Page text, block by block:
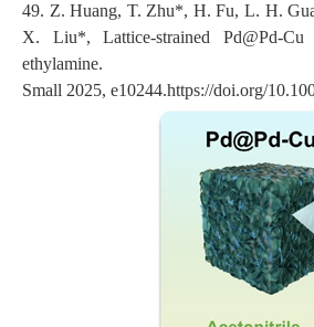
49. Z. Huang, T. Zhu*, H. Fu, L. H.
X. Liu*,Lattice-strained Pd@Pd-
ethylamine.
Small 2025, e10244.https://doi.org/